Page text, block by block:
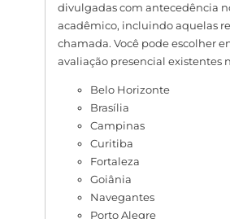
divulgadas com antecedência
acadêmico, incluindo aquelas
chamada. Você pode escolher
avaliação presencial existentes
Belo Horizonte
Brasília
Campinas
Curitiba
Fortaleza
Goiânia
Navegantes
Porto Alegre